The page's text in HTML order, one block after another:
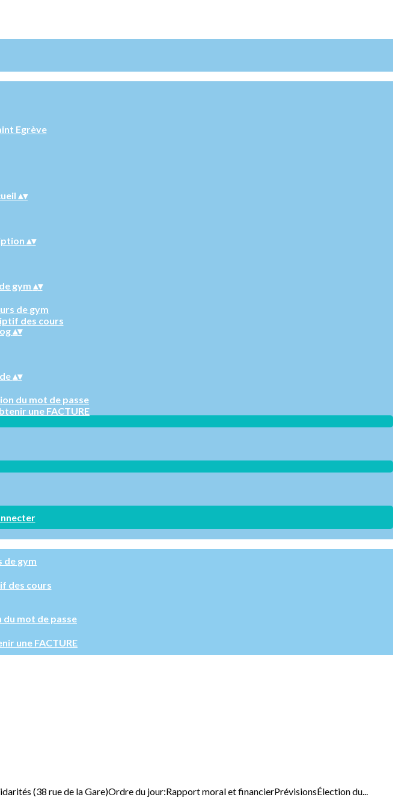
▴▾
▴▾
gym ▴▾
de gym
des cours
▴▾
▴▾
du mot de passe
une FACTURE
de gym
des cours
mot de passe
une FACTURE
(38 rue de la Gare)Ordre du jour:Rapport moral et financierPrévisionsÉlection du...